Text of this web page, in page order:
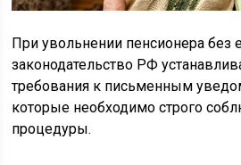
При увольнении пенсионера без
законодательство РФ
требования к письменным
которые необходимо строго
процедуры.